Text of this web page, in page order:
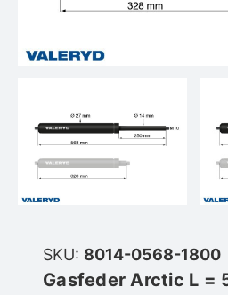
SKU: 8014-0568-1800
Gasfeder Arctic L =